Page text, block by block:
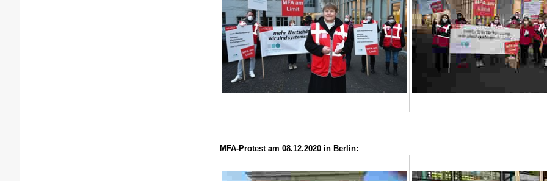
MFA-Protest am 08.12.2020 in Berlin: